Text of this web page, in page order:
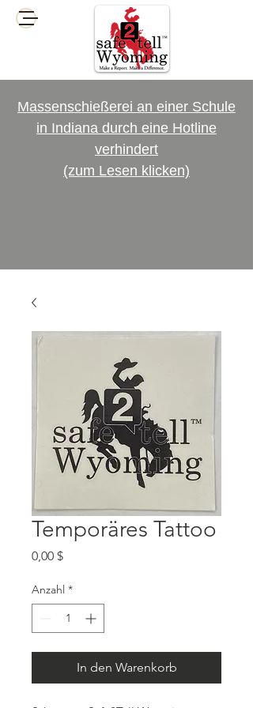
Massenschießerei an einer Schule
in Indiana durch eine Hotline
verhindert
(zum Lesen klicken)
Temporäres Tattoo
0,00 $Preis
Anzahl *
In den Warenkorb